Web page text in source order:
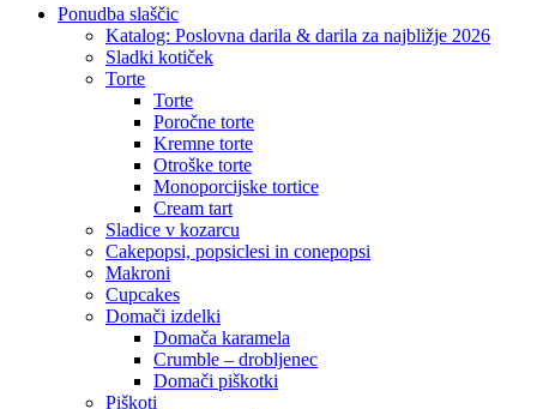
Close
Ponudba slaščic
Katalog: Poslovna darila & darila za najbližje 2026
Sladki kotiček
Torte
Torte
Poročne torte
Kremne torte
Otroške torte
Monoporcijske tortice
Cream tart
Sladice v kozarcu
Cakepopsi, popsiclesi in conepopsi
Makroni
Cupcakes
Domači izdelki
Domača karamela
Crumble – drobljenec
Domači piškotki
Piškoti